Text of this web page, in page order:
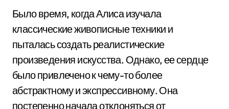
Было время, когда Алиса изучала
классические живописные техники и
пыталась создать реалистические
произведения искусства. Однако, ее сердце
было привлечено к чему-то более
абстрактному и экспрессивному. Она
постепенно начала отклоняться от